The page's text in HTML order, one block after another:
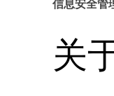
关